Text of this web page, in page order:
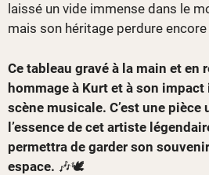
laissé un vide immense dans le
mais son héritage perdure encore
Ce tableau gravé à la main et en
hommage à Kurt et à son
scène musicale. C’est une
l’essence de cet artiste
permettra de garder son
espace. 🎶🕊️